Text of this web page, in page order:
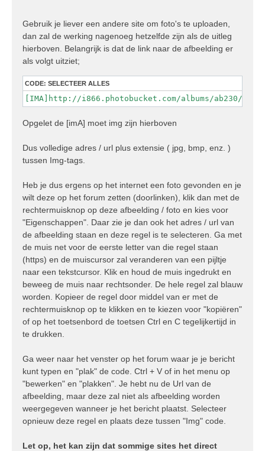
Gebruik je liever een andere site om foto's te uploaden,
dan zal de werking nagenoeg hetzelfde zijn als de uitleg
hierboven. Belangrijk is dat de link naar de afbeelding er
als volgt uitziet;
CODE: SELECTEER ALLES
[IMA]http://i866.photobucket.com/albums/ab230/
Opgelet de [imA] moet img zijn hierboven
Dus volledige adres / url plus extensie ( jpg, bmp, enz. )
tussen Img-tags.
Heb je dus ergens op het internet een foto gevonden en je
wilt deze op het forum zetten (doorlinken), klik dan met de
rechtermuisknop op deze afbeelding / foto en kies voor
"Eigenschappen". Daar zie je dan ook het adres / url van
de afbeelding staan en deze regel is te selecteren. Ga met
de muis net voor de eerste letter van die regel staan
(https) en de muiscursor zal veranderen van een pijltje
naar een tekstcursor. Klik en houd de muis ingedrukt en
beweeg de muis naar rechtsonder. De hele regel zal blauw
worden. Kopieer de regel door middel van er met de
rechtermuisknop op te klikken en te kiezen voor "kopiëren"
of op het toetsenbord de toetsen Ctrl en C tegelijkertijd in
te drukken.
Ga weer naar het venster op het forum waar je je bericht
kunt typen en "plak" de code. Ctrl + V of in het menu op
"bewerken" en "plakken". Je hebt nu de Url van de
afbeelding, maar deze zal niet als afbeelding worden
weergegeven wanneer je het bericht plaatst. Selecteer
opnieuw deze regel en plaats deze tussen "Img" code.
Let op, het kan zijn dat sommige sites het direct